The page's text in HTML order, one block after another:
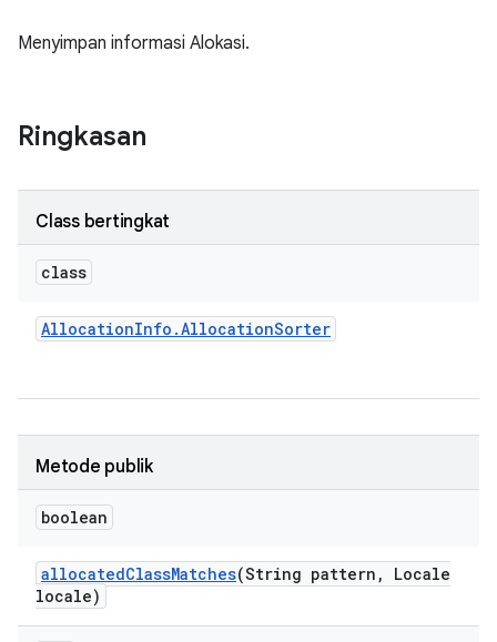
Menyimpan informasi Alokasi.
Ringkasan
Class bertingkat
class
AllocationInfo .AllocationSorter
Metode publik
boolean
allocatedClassMatches(String pattern ,
Locale
locale)